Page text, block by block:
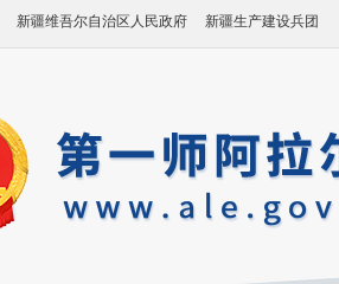
新疆维吾尔自治区人民政府 新疆生产建设兵团